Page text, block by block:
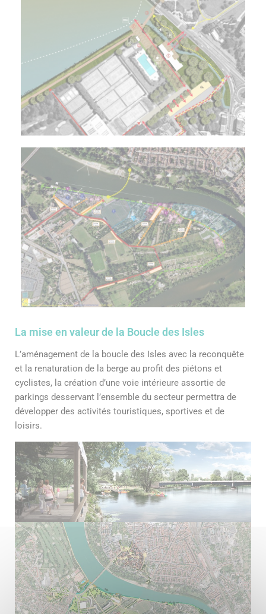
La mise en valeur de la Boucle des Isles
L’aménagement de la boucle des Isles avec la reconquête
et la renaturation de la berge au profit des piétons et
cyclistes, la création d’une voie intérieure assortie de
parkings desservant l’ensemble du secteur permettra de
développer des activités touristiques, sportives et de
loisirs.